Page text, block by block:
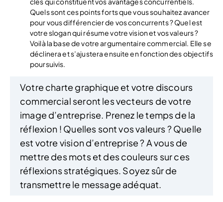
Quels sont ces points forts que vous souhaitez avancer
pour vous différencier de vos concurrents ? Quel est
votre slogan qui résume votre vision et vos valeurs ?
Voilà la base de votre argumentaire commercial. Elle se
déclinera et s’ajustera ensuite en fonction des objectifs
poursuivis.
Votre charte graphique et votre discours
commercial seront les vecteurs de votre
image d’entreprise. Prenez le temps de la
réflexion ! Quelles sont vos valeurs ? Quelle
est votre vision d’entreprise ? A vous de
mettre des mots et des couleurs sur ces
réflexions stratégiques. Soyez sûr de
transmettre le message adéquat.